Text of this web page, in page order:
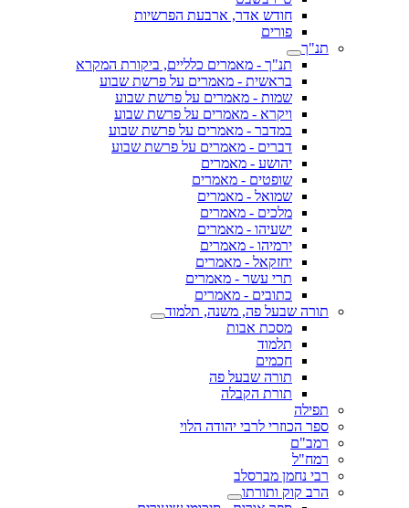
חודש אדר, ארבעת הפרשיות
פורים
תנ"ך
תנ"ך - מאמרים כלליים, ביקורת המקרא
בראשית - מאמרים על פרשת שבוע
שמות - מאמרים על פרשת שבוע
ויקרא - מאמרים על פרשת שבוע
במדבר - מאמרים על פרשת שבוע
דברים - מאמרים על פרשת שבוע
יהושע - מאמרים
שופטים - מאמרים
שמואל - מאמרים
מלכים - מאמרים
ישעיהו - מאמרים
ירמיהו - מאמרים
יחזקאל - מאמרים
תרי עשר - מאמרים
כתובים - מאמרים
תורה שבעל פה, משנה, תלמוד
מסכת אבות
תלמוד
חכמים
תורה שבעל פה
תורת הקבלה
תפילה
ספר הכוזרי לרבי יהודה הלוי
רמב"ם
רמח"ל
רבי נחמן מברסלב
הרב קוק ותורתו